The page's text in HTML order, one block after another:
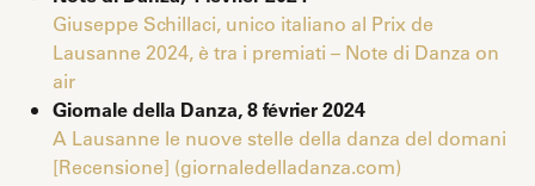
Giuseppe Schillaci, unico italiano al Prix de
Lausanne 2024, è tra i premiati – Note di Danza on
air
Giornale della Danza, 8 février 2024
A Lausanne le nuove stelle della danza del domani
[Recensione] (giornaledelladanza.com)